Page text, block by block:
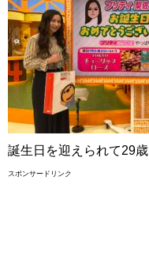
誕生日を迎えられて29
スポンサードリンク